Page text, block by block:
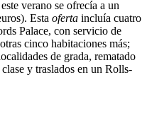
verano se ofrecía a un
Esta oferta incluía cuatro
Palace, con servicio de
cinco habitaciones más;
de grada, rematado
y traslados en un Rolls-